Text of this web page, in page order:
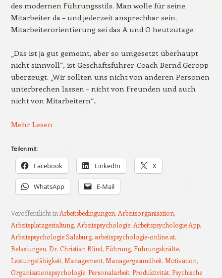
des modernen Führungsstils. Man wolle für seine
Mitarbeiter da – und jederzeit ansprechbar sein.
Mitarbeiterorientierung sei das A und O heutzutage.
„Das ist ja gut gemeint, aber so umgesetzt überhaupt
nicht sinnvoll“, ist Geschäftsführer-Coach Bernd Geropp
überzeugt. „Wir sollten uns nicht von anderen Personen
unterbrechen lassen – nicht von Freunden und auch
nicht von Mitarbeitern“..
Mehr Lesen
Teilen mit:
Facebook LinkedIn X
WhatsApp E-Mail
Veröffentlicht in Arbeitsbedingungen, Arbeitsorganisation,
Arbeitsplatzgestaltung, Arbeitspsychologie, Arbeitspsychologie App,
Arbeitspsychologie Salzburg, arbeitspsychologie-online.at,
Belastungen, Dr. Christian Blind, Führung, Führungskräfte,
Leistungsfähigkeit, Management, Managergesundheit, Motivation,
Organisationspsychologie, Personalarbeit, Produktivität, Psychische